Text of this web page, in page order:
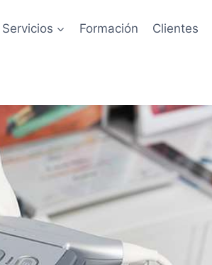
Servicios Formación Clientes